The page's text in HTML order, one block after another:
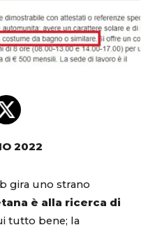
2022
gira uno strano
è alla ricerca di
tutto bene; la